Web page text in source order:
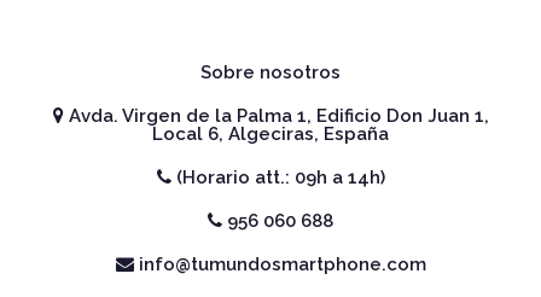
Sobre nosotros
Avda. Virgen de la Palma 1, Edificio Don Juan 1,
Local 6, Algeciras, España
(Horario att.: 09h a 14h)
956 060 688
info@tumundosmartphone.com